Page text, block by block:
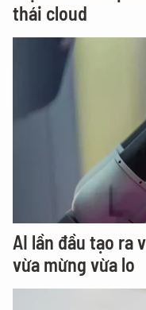
thái cloud
AI lần đầu tạo ra
vừa mừng vừa lo